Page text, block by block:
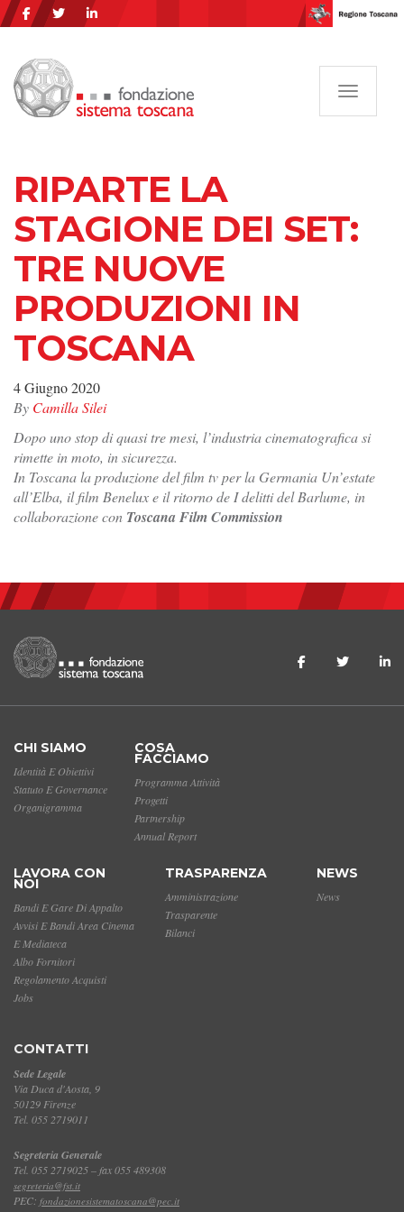
RIPARTE LA
STAGIONE DEI SET:
TRE NUOVE
PRODUZIONI IN
TOSCANA
4 Giugno 2020
By Camilla Silei
Dopo uno stop di quasi tre mesi, l’industria cinematografica si
rimette in moto, in sicurezza.
In Toscana la produzione del film tv per la Germania Un’estate
all’Elba, il film Benelux e il ritorno de I delitti del Barlume, in
collaborazione con Toscana Film Commission
CHI SIAMO
Identità E Obiettivi
Statuto E Governance
Organigramma
COSA
FACCIAMO
Programma Attività
Progetti
Partnership
Annual Report
LAVORA CON
NOI
Bandi E Gare Di Appalto
Avvisi E Bandi Area Cinema
E Mediateca
Albo Fornitori
Regolamento Acquisti
Jobs
TRASPARENZA
Amministrazione
Trasparente
Bilanci
NEWS
News
CONTATTI
Sede Legale
Via Duca d'Aosta, 9
50129 Firenze
Tel. 055 2719011
Segreteria Generale
Tel. 055 2719025 – fax 055 489308
segreteria@fst.it
PEC: fondazionesistematoscana@pec.it